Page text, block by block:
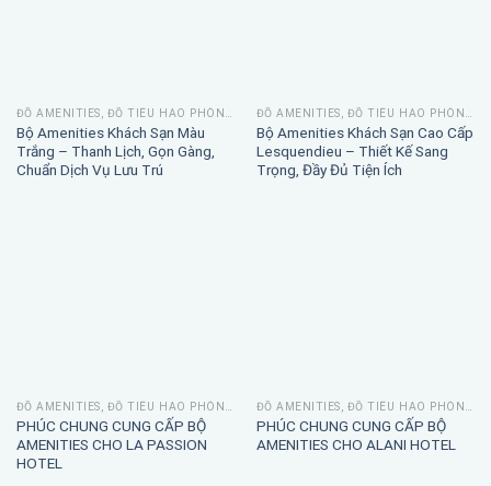
ĐỒ AMENITIES, ĐỒ TIÊU HAO PHÒNG TẮM
Bộ Amenities Khách Sạn Màu
Trắng – Thanh Lịch, Gọn Gàng,
Chuẩn Dịch Vụ Lưu Trú
ĐỒ AMENITIES, ĐỒ TIÊU HAO PHÒNG TẮM
Bộ Amenities Khách Sạn Cao Cấp
Lesquendieu – Thiết Kế Sang
Trọng, Đầy Đủ Tiện Ích
ĐỒ AMENITIES, ĐỒ TIÊU HAO PHÒNG TẮM
PHÚC CHUNG CUNG CẤP BỘ
AMENITIES CHO LA PASSION
HOTEL
ĐỒ AMENITIES, ĐỒ TIÊU HAO PHÒNG TẮM
PHÚC CHUNG CUNG CẤP BỘ
AMENITIES CHO ALANI HOTEL